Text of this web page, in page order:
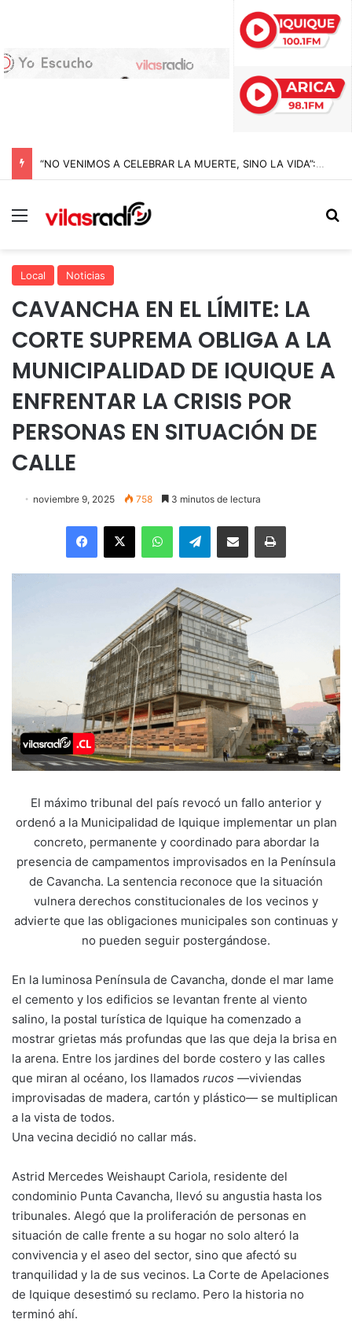
“NO VENIMOS A CELEBRAR LA MUERTE, SINO LA VIDA”: LA EMOTIVA ROMERÍA AL CEMENTERIO QUE MARCA EL CORAZÓN DE LA FIESTA DE SAN LORENZO
Menú
Local Noticias
CAVANCHA EN EL LÍMITE: LA
CORTE SUPREMA OBLIGA A LA
MUNICIPALIDAD DE IQUIQUE A
ENFRENTAR LA CRISIS POR
PERSONAS EN SITUACIÓN DE
CALLE
noviembre 9, 2025 758 3 minutos de lectura
Facebook
X WhatsAppTelegramEnviar vía email Imprimir
El máximo tribunal del país revocó un fallo anterior y
ordenó a la Municipalidad de Iquique implementar un plan
concreto, permanente y coordinado para abordar la
presencia de campamentos improvisados en la Península
de Cavancha. La sentencia reconoce que la situación
vulnera derechos constitucionales de los vecinos y
advierte que las obligaciones municipales son continuas y
no pueden seguir postergándose.
En la luminosa Península de Cavancha, donde el mar lame
el cemento y los edificios se levantan frente al viento
salino, la postal turística de Iquique ha comenzado a
mostrar grietas más profundas que las que deja la brisa en
la arena. Entre los jardines del borde costero y las calles
que miran al océano, los llamados rucos —viviendas
improvisadas de madera, cartón y plástico— se multiplican
a la vista de todos.
Una vecina decidió no callar más.
Astrid Mercedes Weishaupt Cariola, residente del
condominio Punta Cavancha, llevó su angustia hasta los
tribunales. Alegó que la proliferación de personas en
situación de calle frente a su hogar no solo alteró la
convivencia y el aseo del sector, sino que afectó su
tranquilidad y la de sus vecinos. La Corte de Apelaciones
de Iquique desestimó su reclamo. Pero la historia no
terminó ahí.